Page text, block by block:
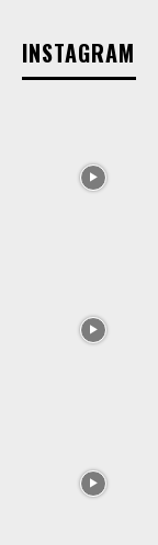
INSTAGRAM